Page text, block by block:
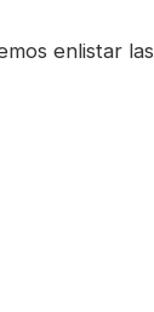
enlistar las